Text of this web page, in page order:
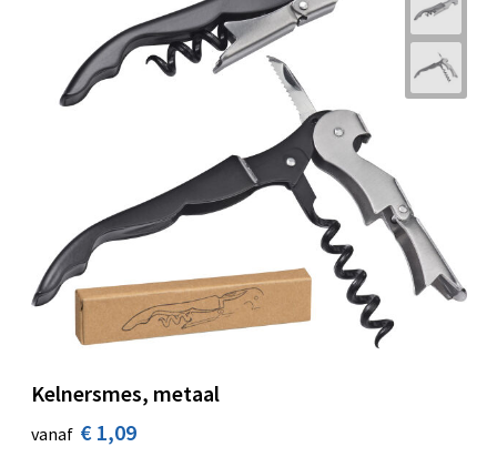
Kelnersmes, metaal
vanaf € 1,09